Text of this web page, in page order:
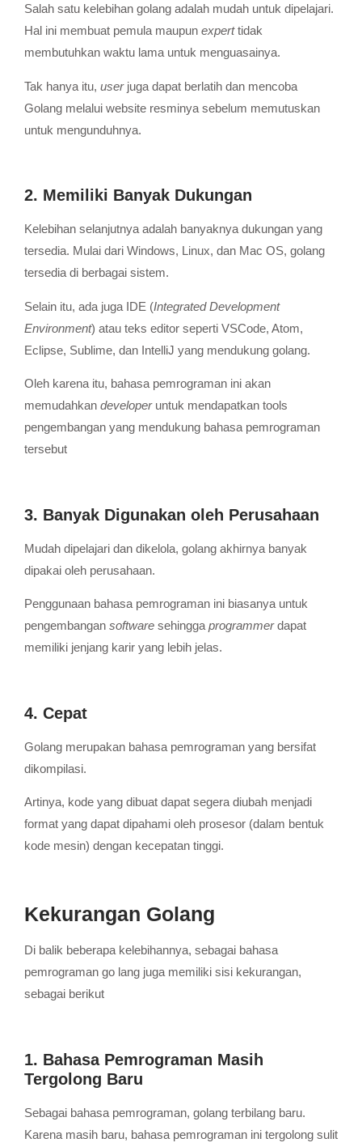
Salah satu kelebihan golang adalah mudah untuk dipelajari.
Hal ini membuat pemula maupun experttidak
membutuhkan waktu lama untuk menguasainya.
Tak hanya itu, userjuga dapat berlatih dan mencoba
Golang melalui website resminya sebelum memutuskan
untuk mengunduhnya.
2. Memiliki Banyak Dukungan
Kelebihan selanjutnya adalah banyaknya dukungan yang
tersedia. Mulai dari Windows, Linux, dan Mac OS, golang
tersedia di berbagai sistem.
Selain itu, ada juga IDE (Integrated Development
Environment) atau teks editor seperti VSCode, Atom,
Eclipse, Sublime, dan IntelliJ yang mendukung golang.
Oleh karena itu, bahasa pemrograman ini akan
memudahkan developeruntuk mendapatkan tools
pengembangan yang mendukung bahasa pemrograman
tersebut
3. Banyak Digunakan oleh Perusahaan
Mudah dipelajari dan dikelola, golang akhirnya banyak
dipakai oleh perusahaan.
Penggunaan bahasa pemrograman ini biasanya untuk
pengembangan software sehingga programmerdapat
memiliki jenjang karir yang lebih jelas.
4. Cepat
Golang merupakan bahasa pemrograman yang bersifat
dikompilasi.
Artinya, kode yang dibuat dapat segera diubah menjadi
format yang dapat dipahami oleh prosesor (dalam bentuk
kode mesin) dengan kecepatan tinggi.
Kekurangan Golang
Di balik beberapa kelebihannya, sebagai bahasa
pemrograman go lang juga memiliki sisi kekurangan,
sebagai berikut
1. Bahasa Pemrograman Masih
Tergolong Baru
Sebagai bahasa pemrograman, golang terbilang baru.
Karena masih baru, bahasa pemrograman ini tergolong sulit